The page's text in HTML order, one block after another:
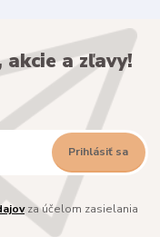
akcie a zľavy!
Prihlásiť sa
za účelom zasielania